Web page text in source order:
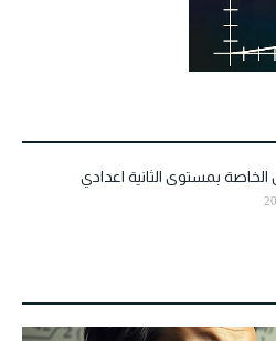
بمستوى الثانية اعدادي